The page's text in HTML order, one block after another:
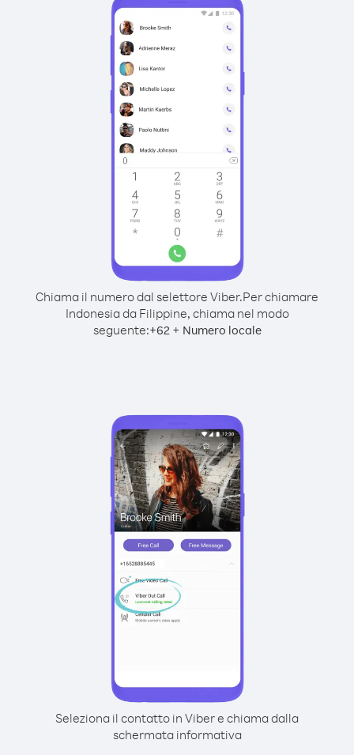
Chiama il numero dal selettore Viber.Per chiamare
Indonesia da Filippine, chiama nel modo
seguente:+62+ Numero locale
Seleziona il contatto in Viber e chiama dalla
schermata informativa